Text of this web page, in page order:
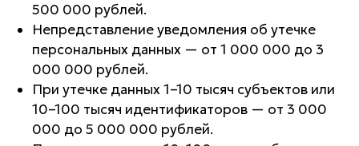
500 000 рублей.
Непредставление уведомления об утечке
персональных данных — от 1 000 000 до 3
000 000 рублей.
При утечке данных 1–10 тысяч субъектов или
10–100 тысяч идентификаторов — от 3 000
000 до 5 000 000 рублей.